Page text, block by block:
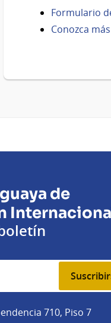
Formulario
Conozca
de
710, Piso 7